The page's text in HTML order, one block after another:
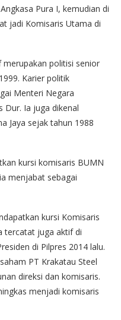
Pura I, kemudian di
jadi Komisaris Utama di
merupakan politisi senior
Karier politik
Menteri Negara
Dur. Ia juga dikenal
Jaya sejak tahun 1988
kursi komisaris BUMN
menjabat sebagai
kursi Komisaris
tercatat juga aktif di
di Pilpres 2014 lalu.
PT Krakatau Steel
direksi dan komisaris.
menjadi komisaris